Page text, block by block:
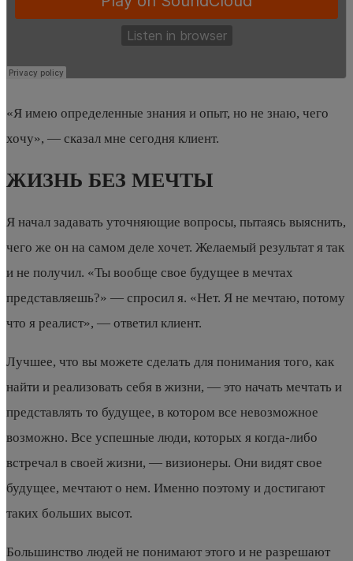
«Я имею определенные знания и опыт, но не знаю, чего
хочу», — сказал мне сегодня клиент.
ЖИЗНЬ БЕЗ МЕЧТЫ
Я начал задавать уточняющие вопросы, пытаясь выяснить,
чего же он на самом деле хочет. Желаемый результат я так
и не получил. «Ты вообще свое будущее в мечтах
представляешь?» — спросил я. «Нет. Я не мечтаю, потому
что я реалист», — ответил клиент.
Лучшее, что вы можете сделать для понимания того, как
найти и реализовать себя в жизни, — это начать мечтать и
представлять то будущее, в котором все невозможное
возможно. Все успешные люди, которых я когда-либо
встречал в своей жизни, — визионеры. Они видят свое
будущее, мечтают о нем. Именно поэтому и достигают
таких больших высот.
Большинство людей не понимают этого и не разрешают